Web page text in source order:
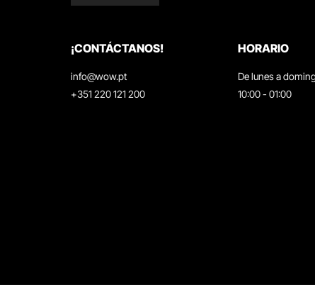
¡CONTÁCTANOS!
info@wow.pt
+351 220 121 200
HORARIO
De lunes a
10:00 - 01:00